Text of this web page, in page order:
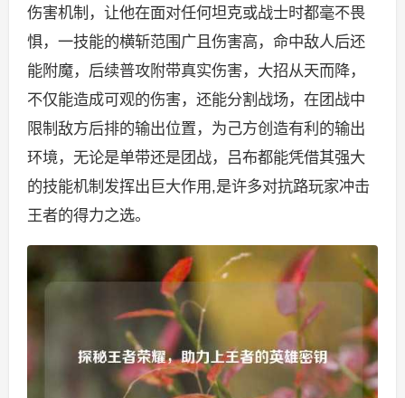
伤害机制，让他在面对任何坦克或战士时都毫不畏
惧，一技能的横斩范围广且伤害高，命中敌人后还
能附魔，后续普攻附带真实伤害，大招从天而降，
不仅能造成可观的伤害，还能分割战场，在团战中
限制敌方后排的输出位置，为己方创造有利的输出
环境，无论是单带还是团战，吕布都能凭借其强大
的技能机制发挥出巨大作用,是许多对抗路玩家冲击
王者的得力之选。